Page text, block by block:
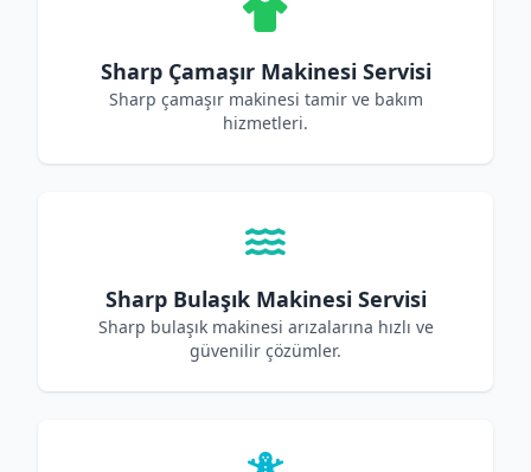
Sharp Çamaşır Makinesi Servisi
Sharp çamaşır makinesi tamir ve bakım
hizmetleri.
Sharp Bulaşık Makinesi Servisi
Sharp bulaşık makinesi arızalarına hızlı ve
güvenilir çözümler.